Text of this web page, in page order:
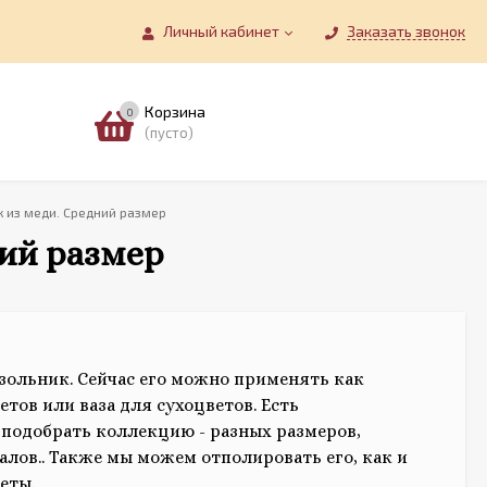
Личный кабинет Заказать звонок
0 Корзина
(пусто)
из меди. Средний размер
размер
Сейчас его можно применять как
или ваза для сухоцветов. Есть
коллекцию - разных размеров,
Также мы можем отполировать его, как и